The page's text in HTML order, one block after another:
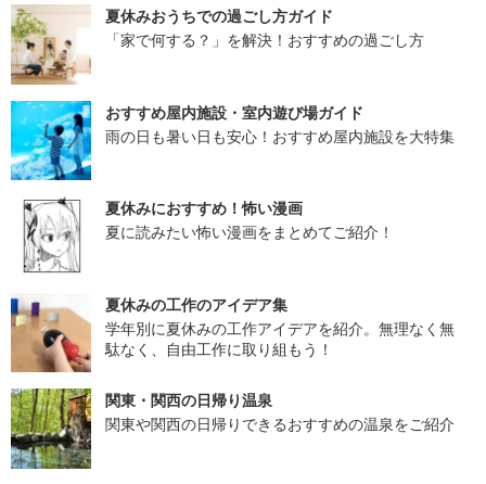
夏休みおうちでの過ごし方ガイド
「家で何する？」を解決！おすすめの過ごし方
おすすめ屋内施設・室内遊び場ガイド
雨の日も暑い日も安心！おすすめ屋内施設を大特集
夏休みにおすすめ！怖い漫画
夏に読みたい怖い漫画をまとめてご紹介！
夏休みの工作のアイデア集
学年別に夏休みの工作アイデアを紹介。無理なく無
駄なく、自由工作に取り組もう！
関東・関西の日帰り温泉
関東や関西の日帰りできるおすすめの温泉をご紹介